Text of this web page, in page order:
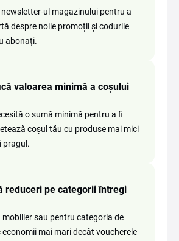
ul magazinului pentru a
despre noile promoții și codurile
abonați.
valoarea minimă a coșului
o sumă minimă pentru a fi
coșul tău cu produse mai mici
pragul.
reduceri pe categorii întregi
mobilier sau pentru categoria de
mai mari decât voucherele